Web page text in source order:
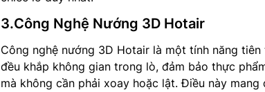
3.Công Nghệ Nướng 3D Hotair
Công nghệ nướng 3D Hotair là một tính năng tiên
đều khắp không gian trong lò, đảm bảo thực
mà không cần phải xoay hoặc lật. Điều này